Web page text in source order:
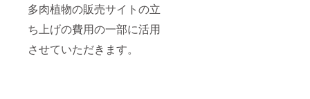
多肉植物の販売サイトの立
ち上げの費用の一部に活用
させていただきます。